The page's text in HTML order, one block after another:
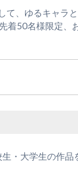
て、ゆるキャ
着50名様限定
・大学生の作品